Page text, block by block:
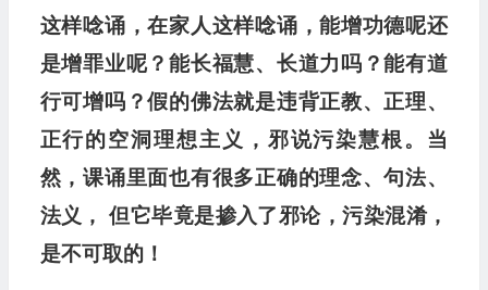
这样唸诵，在家人这样唸诵，能增功德呢还
是增罪业呢？能长福慧、长道力吗？能有道
行可增吗？假的佛法就是违背正教、正理、
正行的空洞理想主义，邪说污染慧根。当
然，课诵里面也有很多正确的理念、句法、
法义，
但它毕竟是掺入了邪论，污染混淆，
是不可取的！